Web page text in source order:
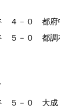
－０ 都府
－０ 都調
－０ 大成